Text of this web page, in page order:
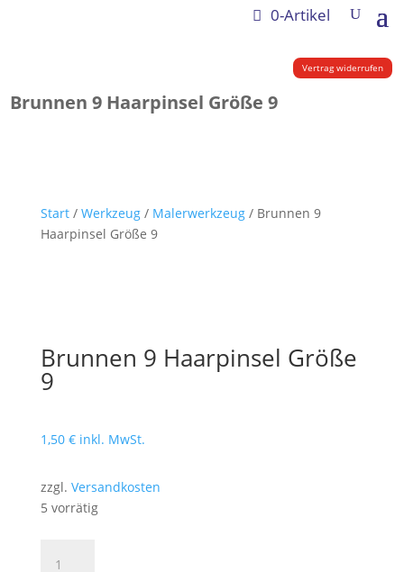
0-Artikel
Vertrag widerrufen
Brunnen 9 Haarpinsel Größe 9
Start/ Werkzeug/ Malerwerkzeug/ Brunnen 9
Haarpinsel Größe 9
Brunnen 9 Haarpinsel Größe
9
1,50 € inkl. MwSt.
zzgl. Versandkosten
5 vorrätig